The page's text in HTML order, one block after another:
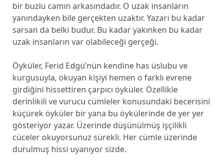
bir buzlu camın arkasındadır. O uzak insanların
yanındayken bile gerçekten uzaktır. Yazarı bu kadar
sarsan da belki budur. Bu kadar yakınken bu kadar
uzak insanların var olabileceği gerçeği.
Öyküler, Ferid Edgü’nün kendine has üslubu ve
kurgusuyla, okuyan kişiyi hemen o farklı evrene
girdiğini hissettiren çarpıcı öyküler. Özellikle
derinlikili ve vurucu cümleler konusundaki becerisini
küçürek öyküler bir yana bu öykülerinde de yer yer
gösteriyor yazar. Üzerinde düşünülmüş işçilikli
cüceler okuyorsunuz sürekli. Her cümle üzerinde
durulmuş hissi uyanıyor sizde.